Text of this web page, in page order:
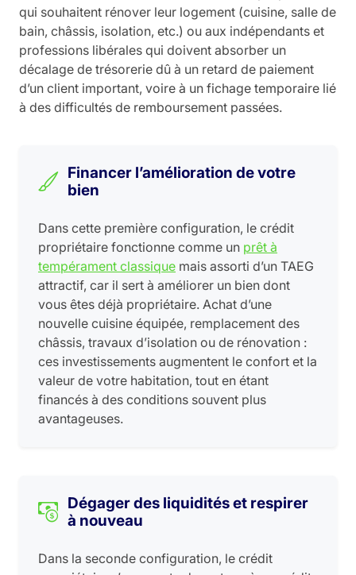
qui souhaitent rénover leur logement (cuisine, salle de
bain, châssis, isolation, etc.) ou aux indépendants et
professions libérales qui doivent absorber un
décalage de trésorerie dû à un retard de paiement
d’un client important, voire à un fichage temporaire lié
à des difficultés de remboursement passées.
Financer l’amélioration de votre
bien
Dans cette première configuration, le crédit
propriétaire fonctionne comme un prêt à
tempérament classique mais assorti d’un TAEG
attractif, car il sert à améliorer un bien dont
vous êtes déjà propriétaire. Achat d’une
nouvelle cuisine équipée, remplacement des
châssis, travaux d’isolation ou de rénovation :
ces investissements augmentent le confort et la
valeur de votre habitation, tout en étant
financés à des conditions souvent plus
avantageuses.
Dégager des liquidités et respirer
à nouveau
Dans la seconde configuration, le crédit